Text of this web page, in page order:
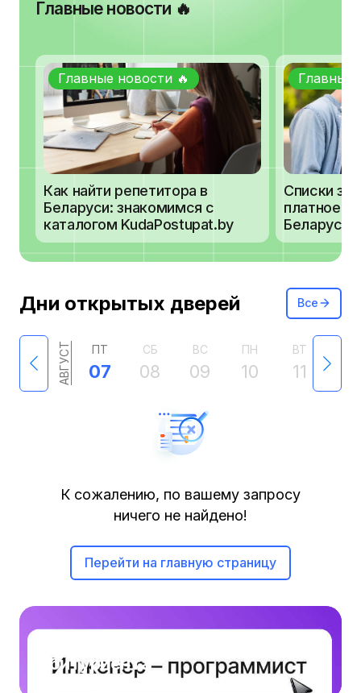
Главные новости 🔥
Главные новости 🔥
Как найти репетитора в
Беларуси: знакомимся с
каталогом KudaPostupat.by
Главные
Списки
платное
Беларуси
Дни открытых дверей Все
АВГУСТ ПТ
07
СБ
08
ВС
09
ПН
10
ВТ
11
К сожалению, по вашему запросу
ничего не найдено!
Перейти на главную страницу
абитуриента